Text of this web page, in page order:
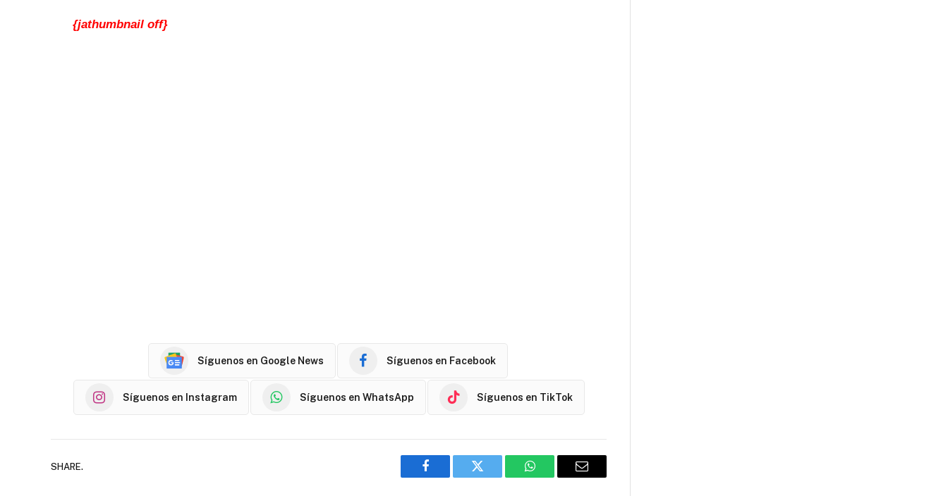
{jathumbnail off}
Síguenos en Google News Síguenos en Facebook
Síguenos en Instagram Síguenos en WhatsApp Síguenos en TikTok
SHARE.
Facebook Twitter WhatsAppEmail